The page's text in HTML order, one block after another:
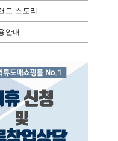
드 스토리
안내
)